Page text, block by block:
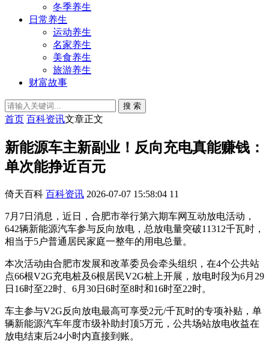
冬季养生
日常养生
运动养生
名家养生
美食养生
旅游养生
财富故事
搜 索
首页 百科资讯文章正文
新能源车主新副业！反向充电真能赚钱：
单次能挣近百元
倚天百科 百科资讯 2026-07-07 15:58:04 11
7月7日消息，近日，合肥市举行第六期车网互动放电活动，
642辆新能源汽车参与反向放电，总放电量突破11312千瓦时，
相当于5户普通居民家庭一整年的用电总量。
本次活动由合肥市发展和改革委员会牵头组织，在4个公共站
点66根V2G充电桩及6根居民V2G桩上开展，放电时段为6月29
日16时至22时、6月30日6时至8时和16时至22时。
车主参与V2G反向放电最高可享受2元/千瓦时的专项补贴，单
辆新能源汽车年度市级补助封顶5万元，公共场站放电收益在
放电结束后24小时内直接到账。